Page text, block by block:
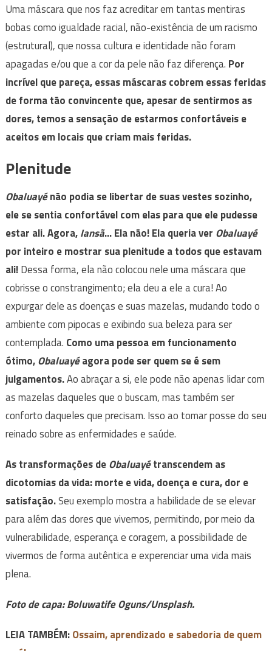
Uma máscara que nos faz acreditar em tantas mentiras
bobas como igualdade racial, não-existência de um racismo
(estrutural), que nossa cultura e identidade não foram
apagadas e/ou que a cor da pele não faz diferença. Por
incrível que pareça, essas máscaras cobrem essas feridas
de forma tão convincente que, apesar de sentirmos as
dores, temos a sensação de estarmos confortáveis e
aceitos em locais que criam mais feridas.
Plenitude
Obaluayénão podia se libertar de suas vestes sozinho,
ele se sentia confortável com elas para que ele pudesse
estar ali. Agora,Iansã… Ela não!Ela queria ver Obaluayé
por inteiro e mostrar sua plenitude a todos que estavam
ali!Dessa forma, ela não colocou nele uma máscara que
cobrisse o constrangimento; ela deu a ele a cura! Ao
expurgar dele as doenças e suas mazelas, mudando todo o
ambiente com pipocas e exibindo sua beleza para ser
contemplada. Como uma pessoa em funcionamento
ótimo,Obaluayéagora pode ser quem se é sem
julgamentos.Ao abraçar a si, ele pode não apenas lidar com
as mazelas daqueles que o buscam, mas também ser
conforto daqueles que precisam. Isso ao tomar posse do seu
reinado sobre as enfermidades e saúde.
As transformações deObaluayétranscendem as
dicotomias da vida: morte e vida, doença e cura, dor e
satisfação.Seu exemplo mostra a habilidade de se elevar
para além das dores que vivemos, permitindo, por meio da
vulnerabilidade, esperança e coragem, a possibilidade de
vivermos de forma autêntica e experenciar uma vida mais
plena.
Foto de capa: Boluwatife Oguns/Unsplash.
LEIA TAMBÉM:Ossaim, aprendizado e sabedoria de quem